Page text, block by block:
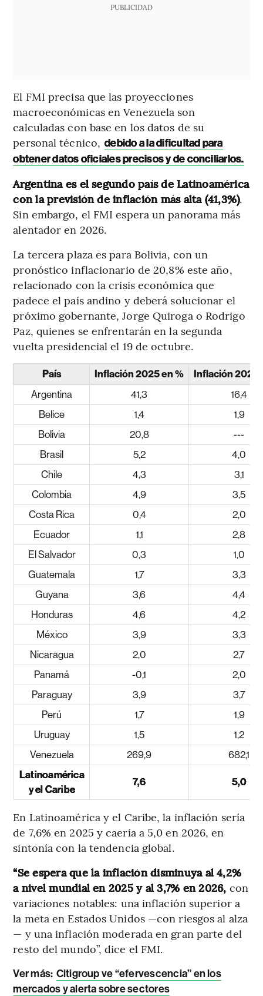
PUBLICIDAD
El FMI precisa que las proyecciones
macroeconómicas en Venezuela son
calculadas con base en los datos de su
personal técnico, debido a la dificultad para
obtener datos oficiales precisos y de conciliarlos.
Argentina es el segundo país de Latinoamérica
con la previsión de inflación más alta (41,3%).
Sin embargo, el FMI espera un panorama más
alentador en 2026.
La tercera plaza es para Bolivia, con un
pronóstico inflacionario de 20,8% este año,
relacionado con la crisis económica que
padece el país andino y deberá solucionar el
próximo gobernante, Jorge Quiroga o Rodrigo
Paz, quienes se enfrentarán en la segunda
vuelta presidencial el 19 de octubre.
País Inflación 2025 en %
Inflación 2026
Argentina
41,3
16,4
Belice
1,4
1,9
Bolivia
20,8
---
Brasil
5,2
4,0
Chile
4,3
3,1
Colombia
4,9
3,5
Costa Rica
0,4
2,0
Ecuador
1,1
2,8
El Salvador
0,3
1,0
Guatemala
1,7
3,3
Guyana
3,6
4,4
Honduras
4,6
4,2
México
3,9
3,3
Nicaragua
2,0
2,7
Panamá
-0,1
2,0
Paraguay
3,9
3,7
Perú
1,7
1,9
Uruguay
1,5
1,2
Venezuela
269,9
682,1
Latinoamérica
y el Caribe
7,6 5,0
En Latinoamérica y el Caribe, la inflación sería
de 7,6% en 2025 y caería a 5,0 en 2026, en
sintonía con la tendencia global.
“Se espera que la inflación disminuya al 4,2%
a nivel mundial en 2025 y al 3,7% en 2026, con
variaciones notables: una inflación superior a
la meta en Estados Unidos —con riesgos al alza
— y una inflación moderada en gran parte del
resto del mundo”, dice el FMI.
Ver más: Citigroup ve “efervescencia” en los
mercados y alerta sobre sectores